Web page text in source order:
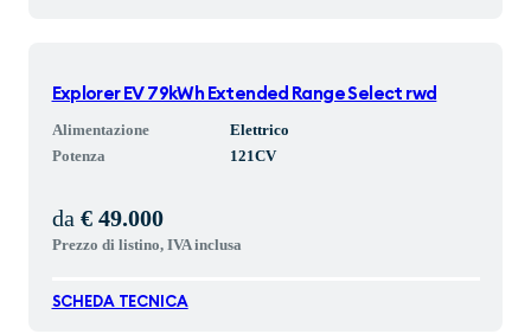
Explorer EV 79kWh Extended Range Select rwd
Alimentazione
Elettrico
Potenza
121CV
da € 49.000
Prezzo di listino, IVA inclusa
SCHEDA TECNICA